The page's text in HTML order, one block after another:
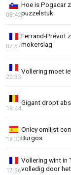
Hoe is Pogacar
puzzelstuk
08:42
Ferrand-Prévot
mokerslag
07:57
Vollering moet
20:33
Gigant dropt
19:44
Onley omlijst
Burgos
18:33
Vollering wint in
volledig door
17:56